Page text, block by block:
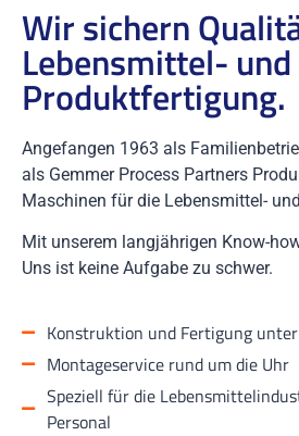
Wir sichern
Lebensmittel- und
Produktfertigung.
Angefangen 1963 als
als Gemmer Process Partners
Maschinen für die Lebensmittel-
Mit unserem langjährigen Know-
Uns ist keine Aufgabe zu schwer.
Konstruktion und Fertigung
Montageservice rund um die Uhr
Speziell für die
Personal